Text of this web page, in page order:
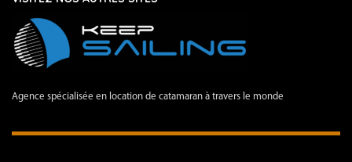
Agence spécialisée en location de catamaran à travers le monde